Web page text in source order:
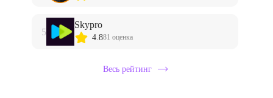
5
Skypro
4.881 оценка
Весь рейтинг